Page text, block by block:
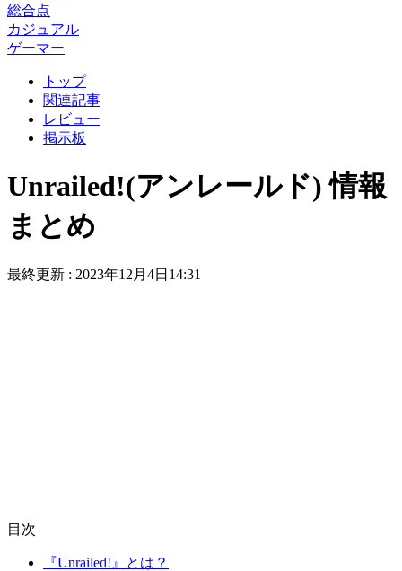
総合点
カジュアル
ゲーマー
トップ
関連記事
レビュー
掲示板
Unrailed!(アンレールド) 情報
まとめ
最終更新 : 2023年12月4日14:31
目次
『Unrailed!』とは？